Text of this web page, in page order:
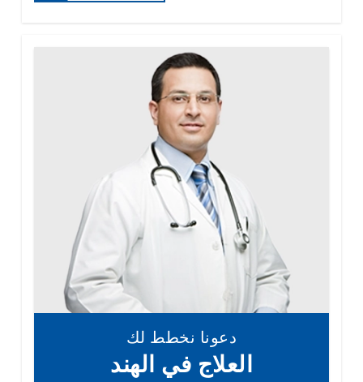
دعونا نخطط لك
العلاج في الهند